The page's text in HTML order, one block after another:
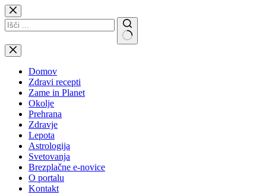
Skip
to
content
No
results
Domov
Zdravi recepti
Zame in Planet
Okolje
Prehrana
Zdravje
Lepota
Astrologija
Svetovanja
Brezplačne e-novice
O portalu
Kontakt